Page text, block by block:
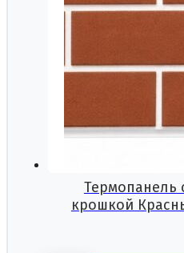
Термопанель
крошкой